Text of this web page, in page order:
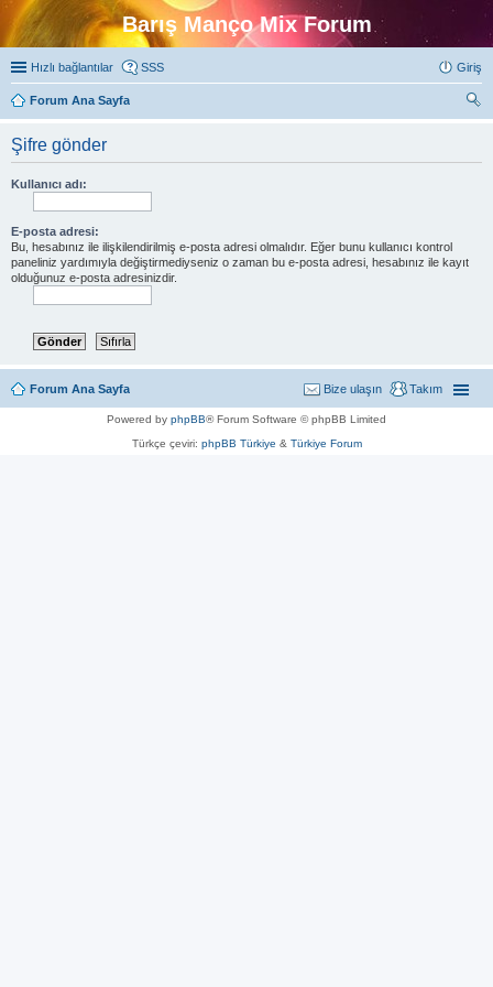
Barış Manço Mix Forum
Hızlı bağlantılar SSS Giriş
Forum Ana Sayfa
Şifre gönder
Kullanıcı adı:
E-posta adresi:
Bu, hesabınız ile ilişkilendirilmiş e-posta adresi olmalıdır. Eğer bunu kullanıcı kontrol
paneliniz yardımıyla değiştirmediyseniz o zaman bu e-posta adresi, hesabınız ile kayıt
olduğunuz e-posta adresinizdir.
Forum Ana Sayfa Takım
Bize ulaşın
Powered by phpBB® Forum Software © phpBB Limited
Türkçe çeviri: phpBB Türkiye & Türkiye Forum